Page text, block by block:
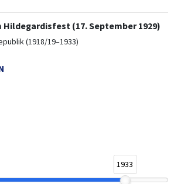
Hildegardisfest (17. September 1929)
(1918/19–1933)
1933